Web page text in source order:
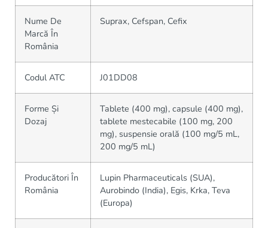
Nume De
Marcă În
România
Suprax, Cefspan, Cefix
Codul ATC J01DD08
Forme Și
Dozaj
Tablete (400 mg), capsule (400 mg),
tablete mestecabile (100 mg, 200
mg), suspensie orală (100 mg/5 mL,
200 mg/5 mL)
Producători În
România
Lupin Pharmaceuticals (SUA),
Aurobindo (India), Egis, Krka, Teva
(Europa)